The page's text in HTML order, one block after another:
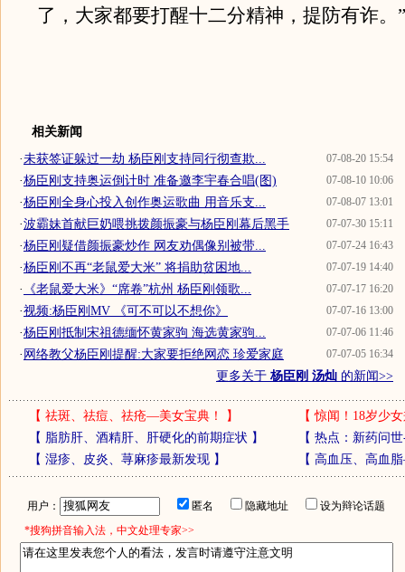
了，大家都要打醒十二分精神，提防有诈。”
相关新闻
07-08-20 15:54
·未获签证躲过一劫 杨臣刚支持同行彻查欺...
07-08-10 10:06
·杨臣刚支持奥运倒计时 准备邀李宇春合唱(图)
07-08-07 13:01
·杨臣刚全身心投入创作奥运歌曲 用音乐支...
07-07-30 15:11
·波霸妹首献巨奶喂挑拨颜振豪与杨臣刚幕后黑手
07-07-24 16:43
·杨臣刚疑借颜振豪炒作 网友劝偶像别被带...
07-07-19 14:40
·杨臣刚不再“老鼠爱大米” 将捐助贫困地...
07-07-17 16:20
· 《老鼠爱大米》“席卷”杭州 杨臣刚领歌...
07-07-16 13:00
·视频:杨臣刚MV 《可不可以不想你》
07-07-06 11:46
·杨臣刚抵制宋祖德缅怀黄家驹 海选黄家驹...
07-07-05 16:34
·网络教父杨臣刚提醒:大家要拒绝网恋 珍爱家庭
更多关于 杨臣刚 汤灿 的新闻>>
【 祛斑、祛痘、祛疮—美女宝典！ 】 【惊闻！18岁少
【 脂肪肝、酒精肝、肝硬化的前期症状 】 【 热点：新药问
【 湿疹、皮炎、荨麻疹最新发现】 【 高血压、高血
用户： 匿名 隐藏地址
设为辩论话题
*搜狗拼音输入法，中文处理专家>>